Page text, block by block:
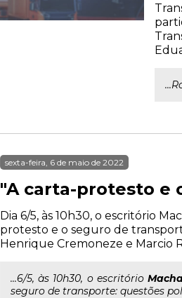
sexta-feira, 6 de maio de 2022
"A carta-protesto e
Dia 6/5, às 10h30, o escritório
protesto e o seguro de
Henrique Cremoneze e Marcio
...6/5, às 10h30, o escritório
seguro de transporte: questões